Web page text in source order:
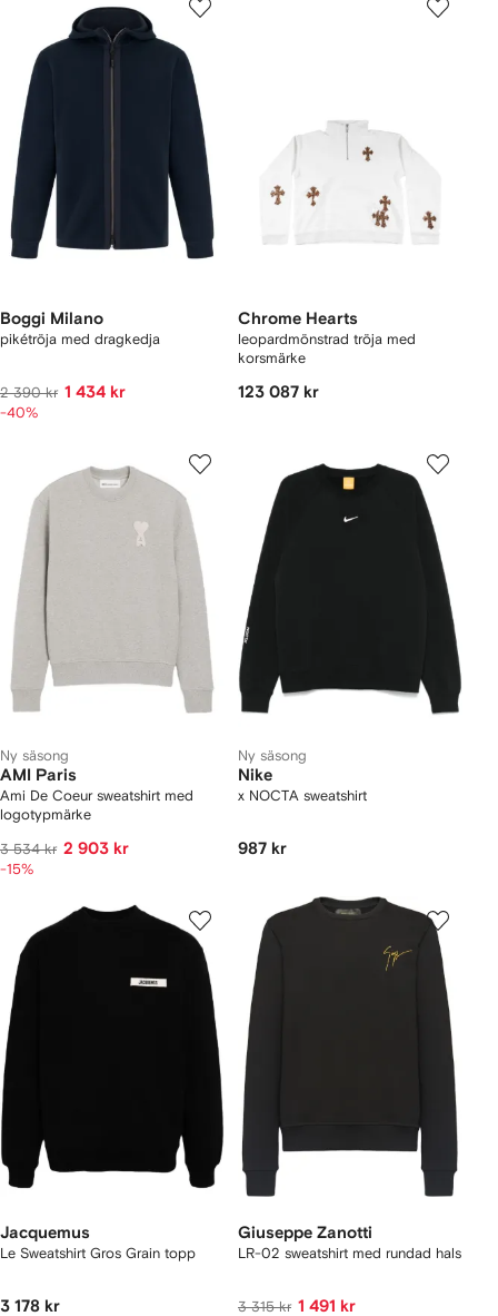
Boggi Milano
pikétröja med dragkedja
2 390 kr 1 434 kr
-40%
Chrome Hearts
leopardmönstrad tröja med
korsmärke
123 087 kr
Ny säsong
AMI Paris
Ami De Coeur sweatshirt med
logotypmärke
3 534 kr 2 903 kr
-15%
Ny säsong
Nike
x NOCTA sweatshirt
987 kr
Jacquemus
Le Sweatshirt Gros Grain topp
3 178 kr
Giuseppe Zanotti
LR-02 sweatshirt med rundad hals
3 315 kr 1 491 kr